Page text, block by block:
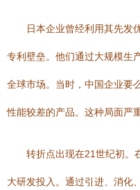
日本企业曾经利用其先发
专利壁垒。他们通过大规模生
全球市场。当时，中国企业要
性能较差的产品。这种局面严
转折点出现在21世纪初。
大研发投入。通过引进、消化